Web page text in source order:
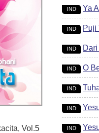
Vol.5
IND Ya
IND Puji
IND
IND O
IND
IND
IND